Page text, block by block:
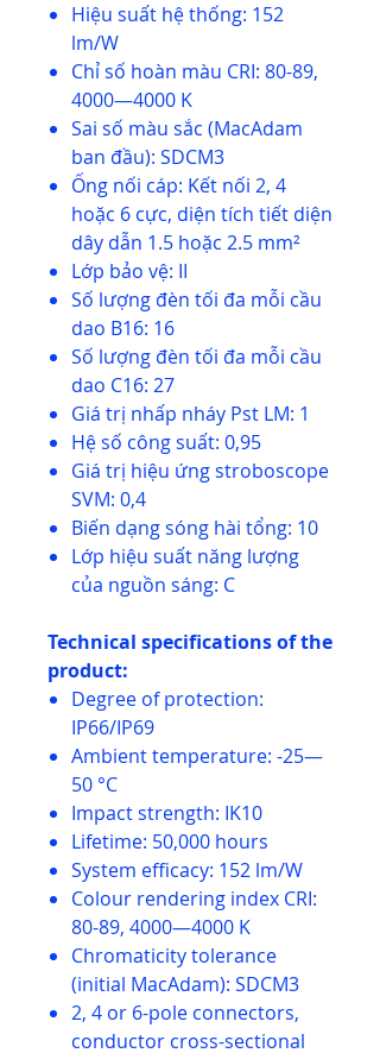
Hiệu suất hệ thống: 152
lm/W
Chỉ số hoàn màu CRI: 80-89,
4000—4000 K
Sai số màu sắc (MacAdam
ban đầu): SDCM3
Ống nối cáp: Kết nối 2, 4
hoặc 6 cực, diện tích tiết diện
dây dẫn 1.5 hoặc 2.5 mm²
Lớp bảo vệ: II
Số lượng đèn tối đa mỗi cầu
dao B16: 16
Số lượng đèn tối đa mỗi cầu
dao C16: 27
Giá trị nhấp nháy Pst LM: 1
Hệ số công suất: 0,95
Giá trị hiệu ứng stroboscope
SVM: 0,4
Biến dạng sóng hài tổng: 10
Lớp hiệu suất năng lượng
của nguồn sáng: C
Technical specifications of the
product:
Degree of protection:
IP66/IP69
Ambient temperature: -25—
50 °C
Impact strength: IK10
Lifetime: 50,000 hours
System efficacy: 152 lm/W
Colour rendering index CRI:
80-89, 4000—4000 K
Chromaticity tolerance
(initial MacAdam): SDCM3
2, 4 or 6-pole connectors,
conductor cross-sectional